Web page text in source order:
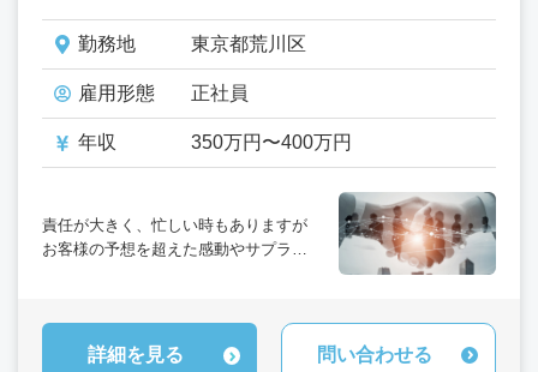
勤務地 東京都荒川区
雇用形態 正社員
年収 350万円〜400万円
責任が大きく、忙しい時もありますが
お客様の予想を超えた感動やサプライ
す。
詳細を見る 問い合わせる